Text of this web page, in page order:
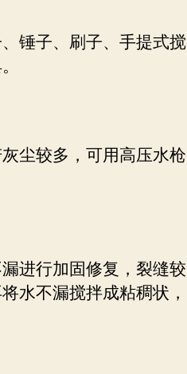
锤子、刷子、手提式搅
尘较多，可用高压水枪
进行加固修复，裂缝较
水不漏搅拌成粘稠状，